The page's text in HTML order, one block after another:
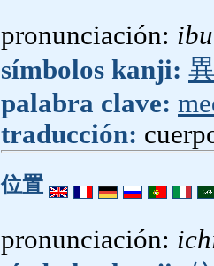
pronunciación:
símbolos kanji:
palabra clave:
traducción:
位置
pronunciación: